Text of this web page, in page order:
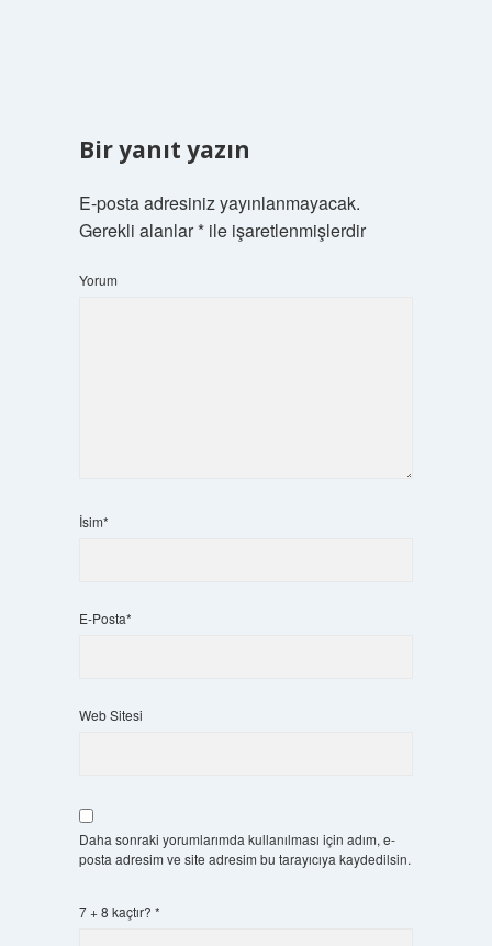
Bir yanıt yazın
E-posta adresiniz yayınlanmayacak.
Gerekli alanlar*ile işaretlenmişlerdir
Yorum
İsim*
E-Posta*
Web Sitesi
Daha sonraki yorumlarımda kullanılması için adım, e-
posta adresim ve site adresim bu tarayıcıya kaydedilsin.
7 + 8 kaçtır? *